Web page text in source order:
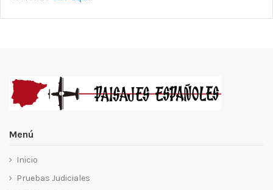
Menú
Inicio
Pruebas Judiciales